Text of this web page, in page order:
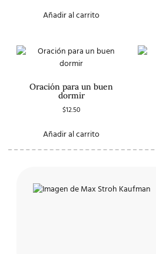
Añadir al carrito
Oración para un buen
dormir
$12.50
Añadir al carrito